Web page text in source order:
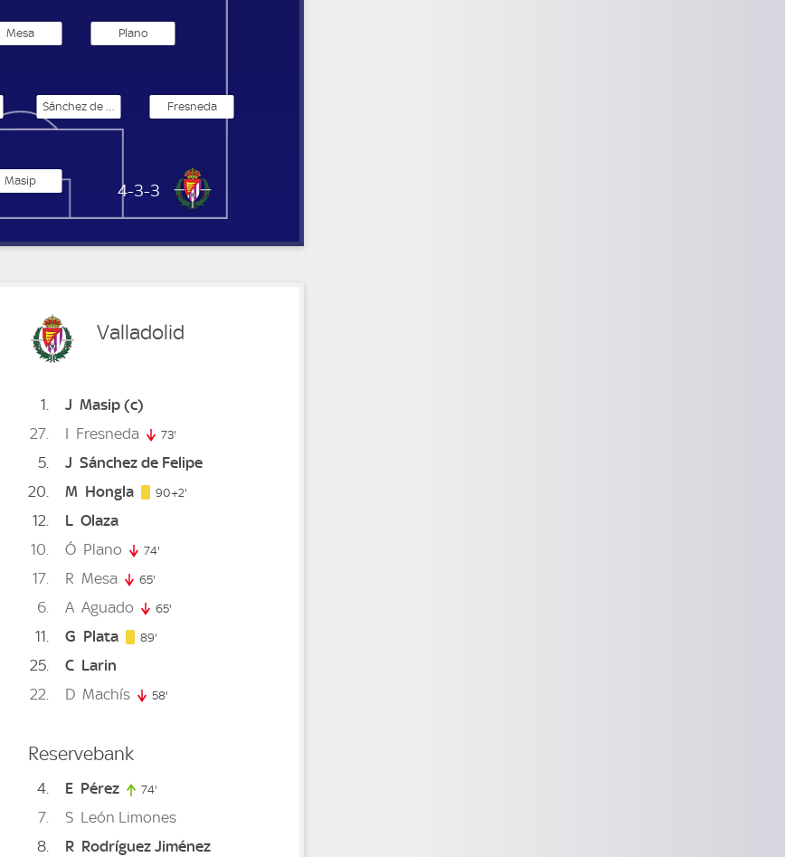
Real Valladolid
4-3-3
Masip
Fresneda
Sánchez de Felipe
Plano
Mesa
78. minute
Valladolid
1 J Masip(c)
27
I Fresneda 73'
5 J Sánchez de Felipe
20
M Hongla 90+2'
12 L Olaza
10
Ó Plano 74'
17 R Mesa 65'
6 A Aguado 65'
11 G Plata 89'
25 C Larin
22
D Machís 58'
Reservebank
4 E Pérez 74'
7 S León Limones
8
R Rodríguez Jiménez